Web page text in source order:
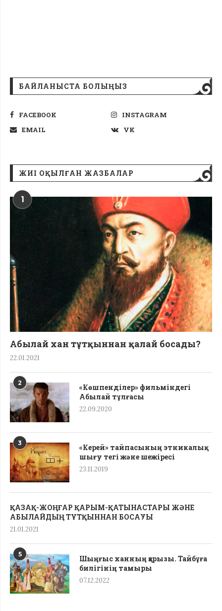
БАЙЛАНЫСТА БОЛЫҢЫЗ
FACEBOOK
INSTAGRAM
EMAIL
VK
ЖИІ ОҚЫЛҒАН ЖАЗБАЛАР
1
Абылай хан тұтқыннан қалай босады?
22.01.2021
2
«Көшпенділер» фильміндегі
Абылай тұлғасы
22.09.2020
3
«Керей» тайпасының этникалық
шығу тегі жəне шежіресі
23.11.2019
ҚАЗАҚ-ЖОҢҒАР ҚАРЫМ-ҚАТЫНАСТАРЫ ЖӘНЕ
АБЫЛАЙДЫҢ ТҰТҚЫННАН БОСАУЫ
21.01.2021
5
Шыңғыс ханның қарызы. Тайбұға
билігінің тамыры
07.12.2022